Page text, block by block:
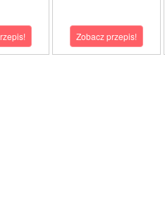
Zobacz przepis!